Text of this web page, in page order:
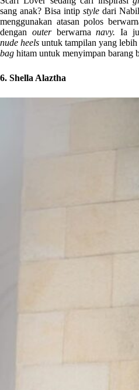
sang anak? Bisa intipstyledari
menggunakan atasan polos
dengan outer berwarnanavy. Ia
nude heelsuntuk tampilan yang
bag hitam untuk menyimpan barang
6. Shella Alaztha